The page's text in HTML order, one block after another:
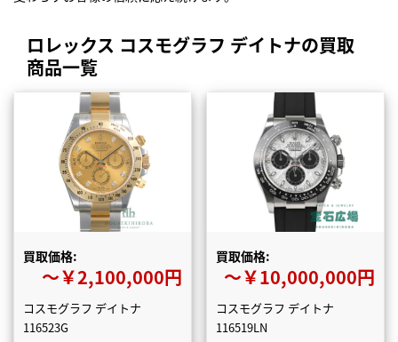
ロレックス コスモグラフ デイトナの買取
商品一覧
買取価格:
〜￥2,100,000円
コスモグラフ デイトナ
116523G
買取価格:
〜￥10,000,000円
コスモグラフ デイトナ
116519LN